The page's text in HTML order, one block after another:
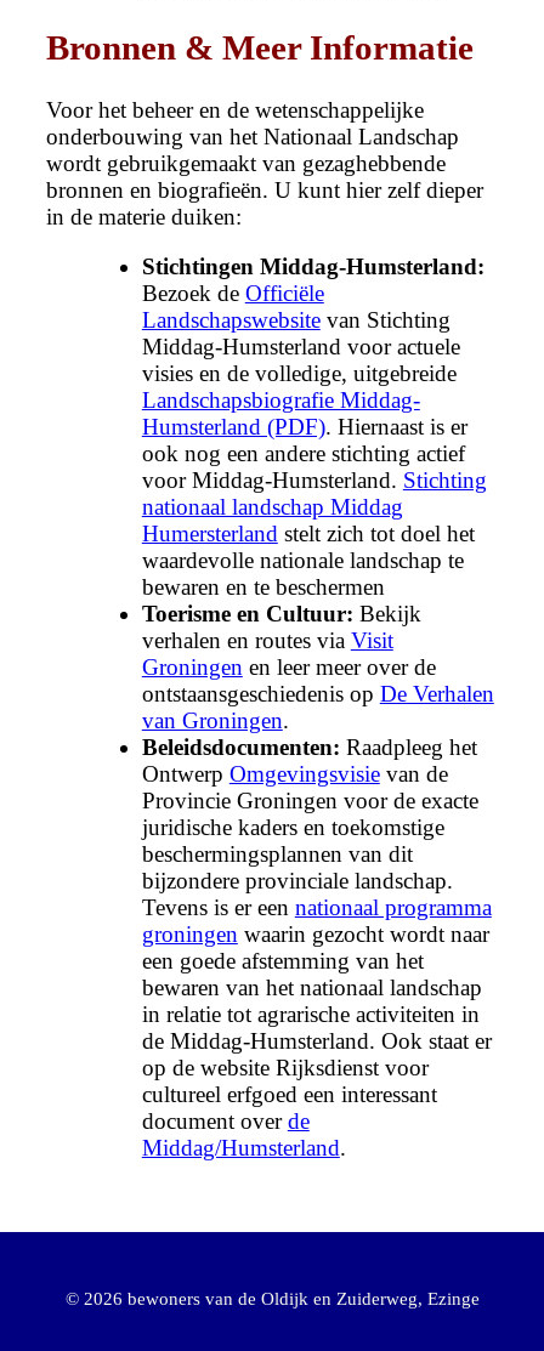
Bronnen & Meer Informatie
Voor het beheer en de wetenschappelijke
onderbouwing van het Nationaal Landschap
wordt gebruikgemaakt van gezaghebbende
bronnen en biografieën. U kunt hier zelf dieper
in de materie duiken:
Stichtingen Middag-Humsterland:
Bezoek de Officiële
Landschapswebsitevan Stichting
Middag-Humsterland voor actuele
visies en de volledige, uitgebreide
Landschapsbiografie Middag-
Humsterland (PDF). Hiernaast is er
ook nog een andere stichting actief
voor Middag-Humsterland. Stichting
nationaal landschap Middag
Humersterland stelt zich tot doel het
waardevolle nationale landschap te
bewaren en te beschermen
Toerisme en Cultuur: Bekijk
verhalen en routes via Visit
Groningen en leer meer over de
ontstaansgeschiedenis op De Verhalen
van Groningen.
Beleidsdocumenten: Raadpleeg het
Ontwerp Omgevingsvisievan de
Provincie Groningen voor de exacte
juridische kaders en toekomstige
beschermingsplannen van dit
bijzondere provinciale landschap.
Tevens is er een nationaal programma
groningen waarin gezocht wordt naar
een goede afstemming van het
bewaren van het nationaal landschap
in relatie tot agrarische activiteiten in
de Middag-Humsterland. Ook staat er
op de website Rijksdienst voor
cultureel erfgoed een interessant
document overde
Middag/Humsterland.
© 2026 bewoners van de Oldijk en Zuiderweg, Ezinge